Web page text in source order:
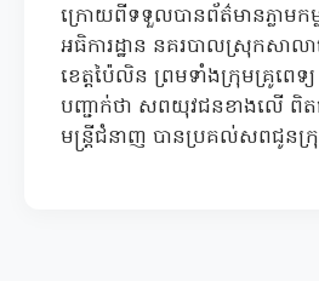
ក្រោយពីទទួលបានព័ត៌មានភ្លាមក
អធិការដ្ឋាន នគរបាលស្រុកសាល
ខេត្តប៉ៃលិន ព្រមទាំងក្រុមគ្រូពេ
បញ្ជាក់ថា សពយុវជនខាងលើ ពិ
មន្រ្តីជំនាញ បានប្រគល់សពជូនក្